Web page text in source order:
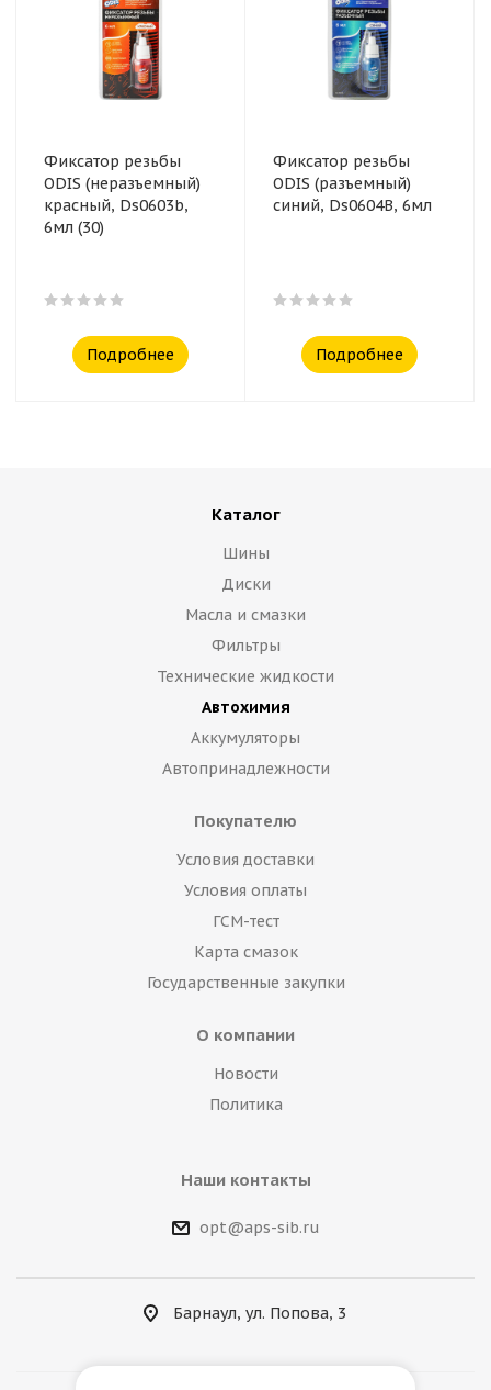
Фиксатор резьбы
ODIS (неразъемный)
красный, Ds0603b,
6мл (30)
Подробнее
Фиксатор резьбы
ODIS (разъемный)
синий, Ds0604B, 6мл
Подробнее
Каталог
Шины
Диски
Масла и смазки
Фильтры
Технические жидкости
Автохимия
Аккумуляторы
Автопринадлежности
Покупателю
Условия доставки
Условия оплаты
ГСМ-тест
Карта смазок
Государственные закупки
О компании
Новости
Политика
Наши контакты
opt@aps-sib.ru
Барнаул, ул. Попова, 3